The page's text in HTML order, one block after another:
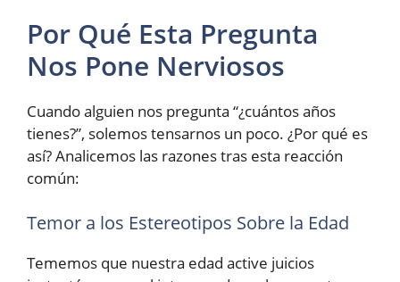
Por Qué Esta Pregunta
Nos Pone Nerviosos
Cuando alguien nos pregunta “¿cuántos años
tienes?”, solemos tensarnos un poco. ¿Por qué es
así? Analicemos las razones tras esta reacción
común:
Temor a los Estereotipos Sobre la Edad
Tememos que nuestra edad active juicios